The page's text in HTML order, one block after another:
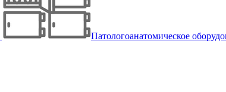
Патологоанатомическое